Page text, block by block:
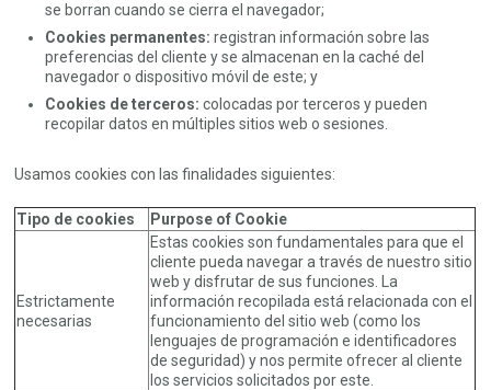
se borran cuando se cierra el navegador;
Cookies permanentes: registran información sobre las
preferencias del cliente y se almacenan en la caché del
navegador o dispositivo móvil de este; y
Cookies de terceros: colocadas por terceros y pueden
recopilar datos en múltiples sitios web o sesiones.
Usamos cookies con las finalidades siguientes:
Tipo de cookies Purpose of Cookie
Estrictamente
necesarias
Estas cookies son fundamentales para que el
cliente pueda navegar a través de nuestro sitio
web y disfrutar de sus funciones. La
información recopilada está relacionada con el
funcionamiento del sitio web (como los
lenguajes de programación e identificadores
de seguridad) y nos permite ofrecer al cliente
los servicios solicitados por este.